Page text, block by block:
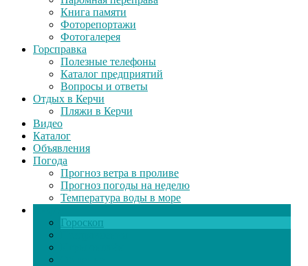
Книга памяти
Фоторепортажи
Фотогалерея
Горсправка
Полезные телефоны
Каталог предприятий
Вопросы и ответы
Отдых в Керчи
Пляжи в Керчи
Видео
Каталог
Объявления
Погода
Прогноз ветра в проливе
Прогноз погоды на неделю
Температура воды в море
Гороскоп